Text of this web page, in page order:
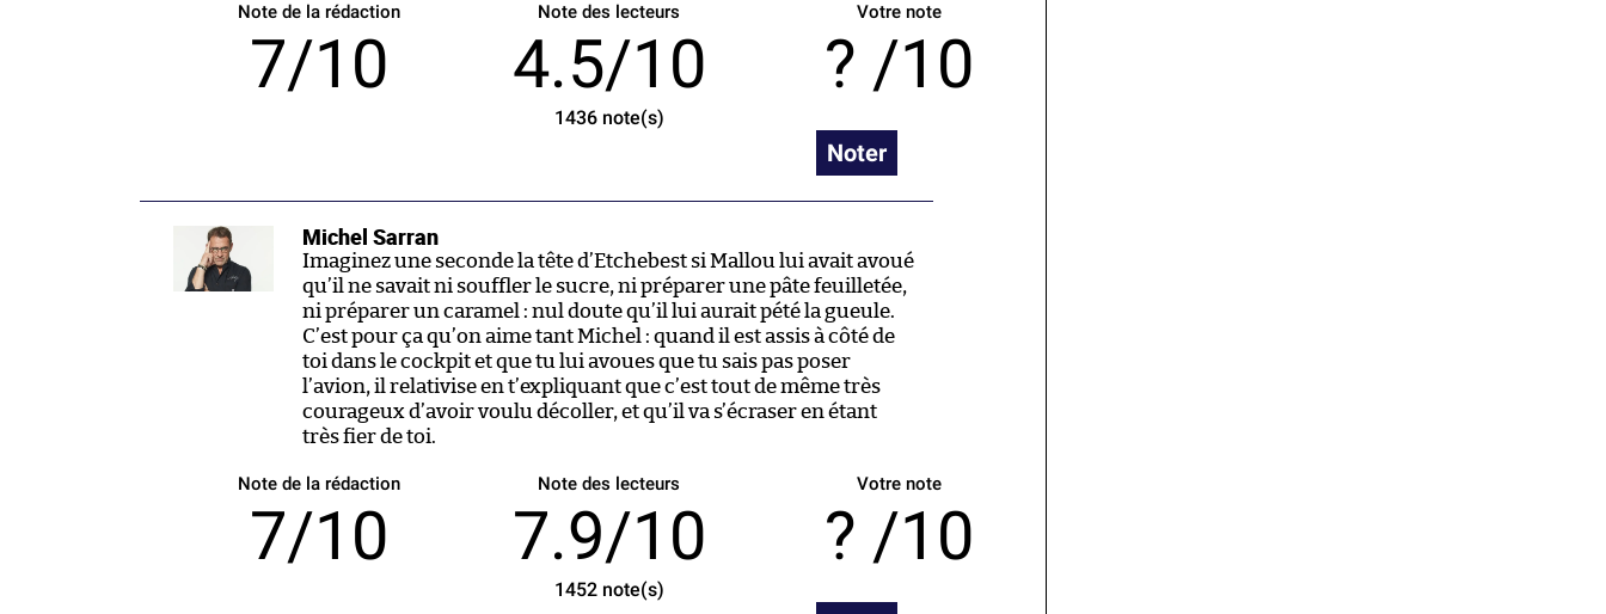
Note de la rédaction
7/10
Note des lecteurs
4.5/10
1436note(s)
Votre note
/10
Noter
Michel Sarran
Imaginez une seconde la tête d’Etchebest si Mallou lui avait avoué
qu’il ne savait ni souffler le sucre, ni préparer une pâte feuilletée,
ni préparer un caramel : nul doute qu’il lui aurait pété la gueule.
C’est pour ça qu’on aime tant Michel : quand il est assis à côté de
toi dans le cockpit et que tu lui avoues que tu sais pas poser
l’avion, il relativise en t’expliquant que c’est tout de même très
courageux d’avoir voulu décoller, et qu’il va s’écraser en étant
très fier de toi.
Note de la rédaction
7/10
Note des lecteurs
7.9/10
1452note(s)
Votre note
/10